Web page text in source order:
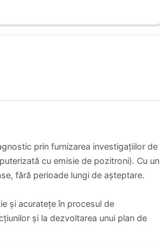
prin furnizarea investigațiilor de
cu emisie de pozitroni). Cu un
fără perioade lungi de așteptare.
și acuratețe în procesul de
și la dezvoltarea unui plan de